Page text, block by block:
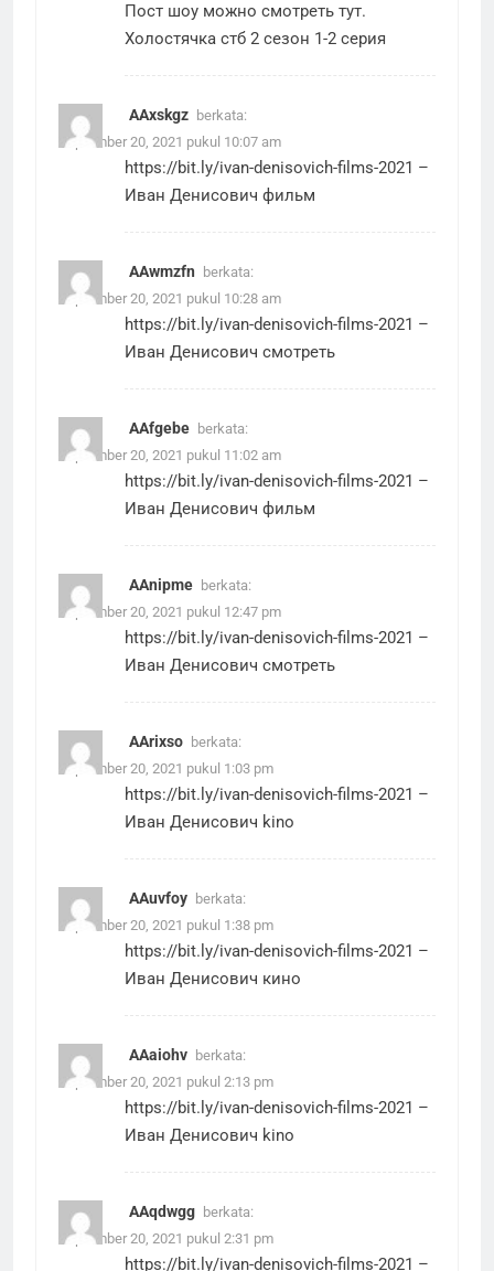
Пост шоу можно смотреть тут.
Холостячка стб 2 сезон 1-2 серия
AAxskgz berkata:
September 20, 2021 pukul 10:07 am
https://bit.ly/ivan-denisovich-films-2021 –
Иван Денисович фильм
AAwmzfn
berkata:
September 20, 2021 pukul 10:28 am
https://bit.ly/ivan-denisovich-films-2021 –
Иван Денисович смотреть
AAfgebe berkata:
September 20, 2021 pukul 11:02 am
https://bit.ly/ivan-denisovich-films-2021 –
Иван Денисович фильм
AAnipme berkata:
September 20, 2021 pukul 12:47 pm
https://bit.ly/ivan-denisovich-films-2021 –
Иван Денисович смотреть
AArixso berkata:
September 20, 2021 pukul 1:03 pm
https://bit.ly/ivan-denisovich-films-2021 –
Иван Денисович kino
AAuvfoy berkata:
September 20, 2021 pukul 1:38 pm
https://bit.ly/ivan-denisovich-films-2021 –
Иван Денисович кино
AAaiohv berkata:
September 20, 2021 pukul 2:13 pm
https://bit.ly/ivan-denisovich-films-2021 –
Иван Денисович kino
AAqdwgg berkata:
September 20, 2021 pukul 2:31 pm
https://bit.ly/ivan-denisovich-films-2021 –